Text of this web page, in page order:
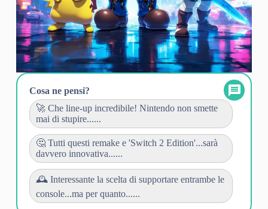
Cosa ne pensi?
🚀 Che line-up incredibile! Nintendo non smette
mai di stupire......
🤔 Tutti questi remake e 'Switch 2 Edition'...sarà
davvero innovativa......
🕰️ Interessante la scelta di supportare entrambe le
console...ma per quanto......